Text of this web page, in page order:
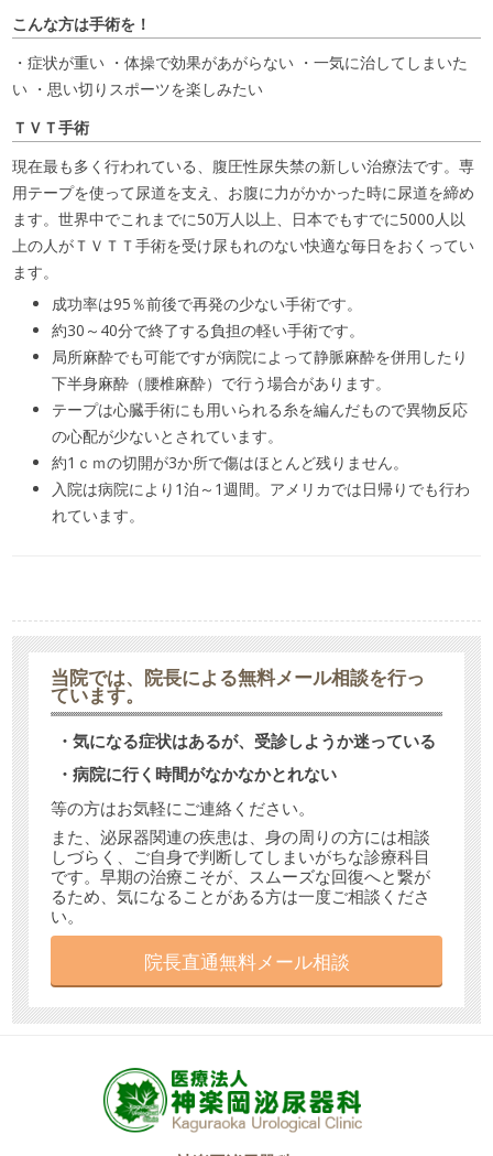
こんな方は手術を！
・症状が重い ・体操で効果があがらない ・一気に治してしまいた
い ・思い切りスポーツを楽しみたい
ＴＶＴ手術
現在最も多く行われている、腹圧性尿失禁の新しい治療法です。専
用テープを使って尿道を支え、お腹に力がかかった時に尿道を締め
ます。世界中でこれまでに50万人以上、日本でもすでに5000人以
上の人がＴＶＴＴ手術を受け尿もれのない快適な毎日をおくってい
ます。
成功率は95％前後で再発の少ない手術です。
約30～40分で終了する負担の軽い手術です。
局所麻酔でも可能ですが病院によって静脈麻酔を併用したり
下半身麻酔（腰椎麻酔）で行う場合があります。
テープは心臓手術にも用いられる糸を編んだもので異物反応
の心配が少ないとされています。
約1ｃｍの切開が3か所で傷はほとんど残りません。
入院は病院により1泊～1週間。アメリカでは日帰りでも行わ
れています。
当院では、 院長による無料メール相談を行っ
ています。
・気になる症状はあるが、受診しようか迷っている
・病院に行く時間がなかなかとれない
等の方はお気軽にご連絡ください。
また、泌尿器関連の疾患は、身の周りの方には相談
しづらく、ご自身で判断してしまいがちな診療科目
です。早期の治療こそが、スムーズな回復へと繋が
るため、気になることがある方は一度ご相談くださ
い。
院長直通無料メール相談